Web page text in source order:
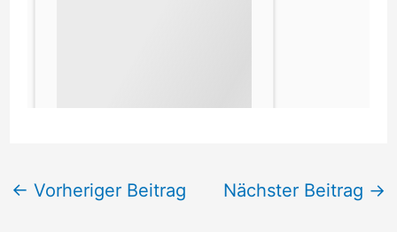
← Vorheriger Beitrag Nächster Beitrag →